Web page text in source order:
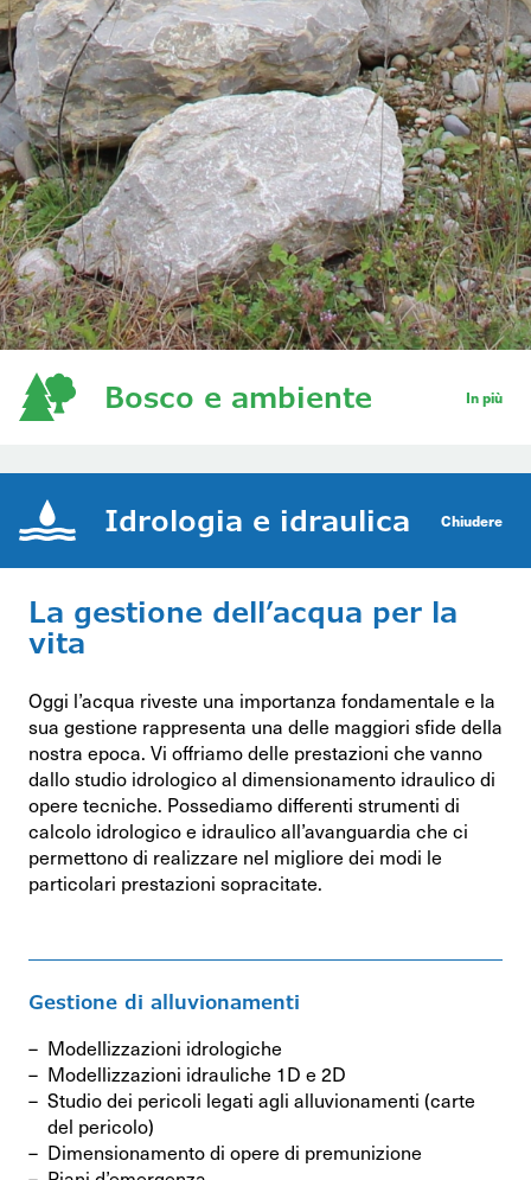
Bosco e ambiente In più
Idrologia e idraulica Chiudere
La gestione dell’acqua per la
vita
Oggi l’acqua riveste una importanza fondamentale e la
sua gestione rappresenta una delle maggiori sfide della
nostra epoca. Vi offriamo delle prestazioni che vanno
dallo studio idrologico al dimensionamento idraulico di
opere tecniche. Possediamo differenti strumenti di
calcolo idrologico e idraulico all’avanguardia che ci
permettono di realizzare nel migliore dei modi le
particolari prestazioni sopracitate.
Gestione di alluvionamenti
Modellizzazioni idrologiche
Modellizzazioni idrauliche 1D e 2D
Studio dei pericoli legati agli alluvionamenti (carte
del pericolo)
Dimensionamento di opere di premunizione